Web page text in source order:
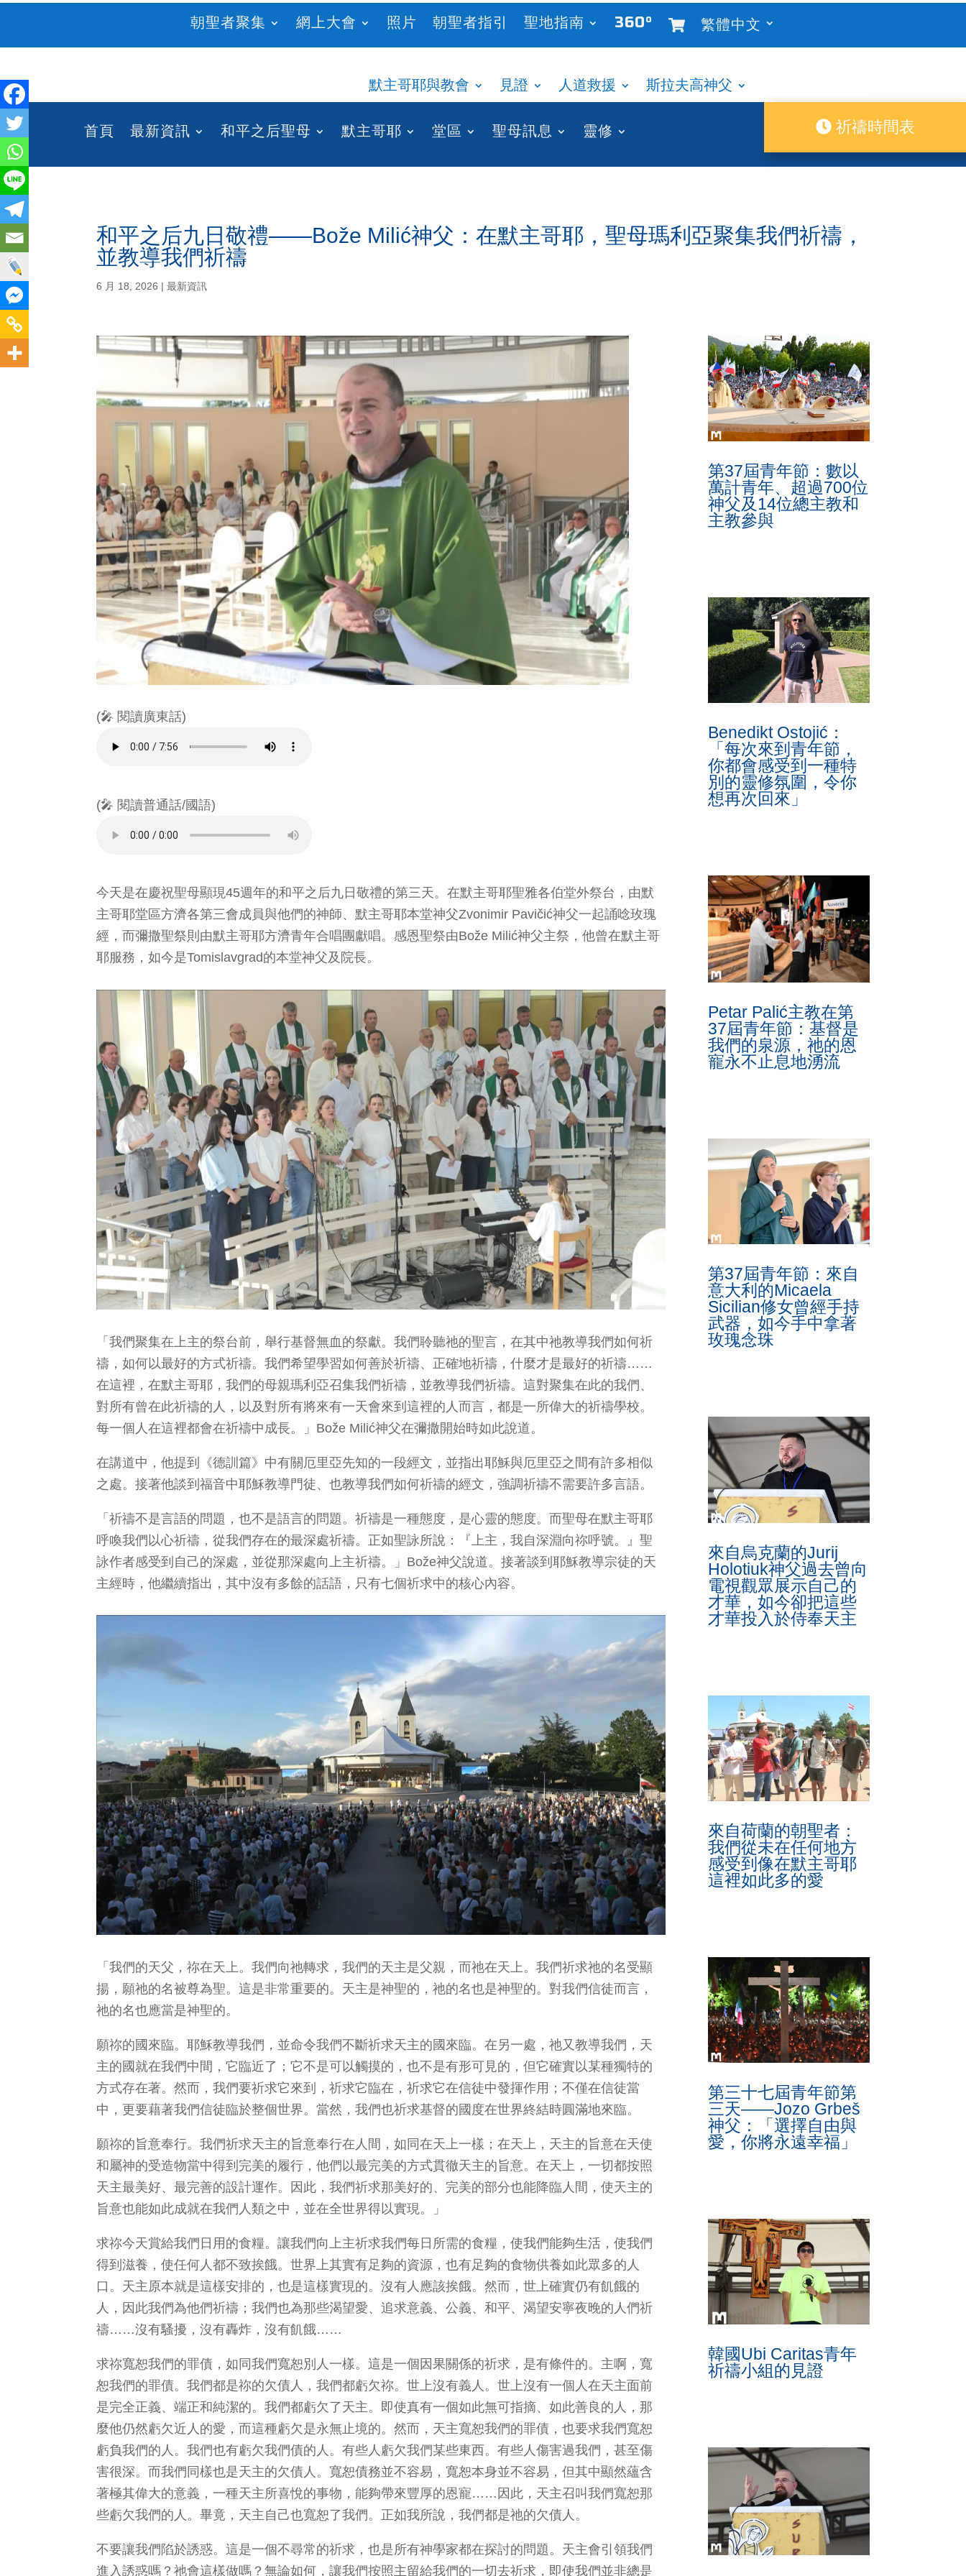
朝聖者聚集 網上大會 照片 朝聖者指引 聖地指南 360° 繁體中文
默主哥耶與教會 見證 人道救援 斯拉夫高神父
首頁 最新資訊 和平之后聖母 默主哥耶 堂區 聖母訊息 靈修 祈禱時間表
和平之后九日敬禮——Bože Milić神父：在默主哥耶，聖母瑪利亞聚集我們祈禱，
並教導我們祈禱
6 月 18, 2026 |最新資訊
(🎤 閱讀廣東話)
(🎤 閱讀普通話/國語)
今天是在慶祝聖母顯現45週年的和平之后九日敬禮的第三天。在默主哥耶聖雅各伯堂外祭台，由默
主哥耶堂區方濟各第三會成員與他們的神師、默主哥耶本堂神父Zvonimir Pavičić神父一起誦唸玫瑰
經，而彌撒聖祭則由默主哥耶方濟青年合唱團獻唱。感恩聖祭由Bože Milić神父主祭，他曾在默主哥
耶服務，如今是Tomislavgrad的本堂神父及院長。
「我們聚集在上主的祭台前，舉行基督無血的祭獻。我們聆聽祂的聖言，在其中祂教導我們如何祈
禱，如何以最好的方式祈禱。我們希望學習如何善於祈禱、正確地祈禱，什麼才是最好的祈禱……
在這裡，在默主哥耶，我們的母親瑪利亞召集我們祈禱，並教導我們祈禱。這對聚集在此的我們、
對所有曾在此祈禱的人，以及對所有將來有一天會來到這裡的人而言，都是一所偉大的祈禱學校。
每一個人在這裡都會在祈禱中成長。」Bože Milić神父在彌撒開始時如此說道。
在講道中，他提到《德訓篇》中有關厄里亞先知的一段經文，並指出耶穌與厄里亞之間有許多相似
之處。接著他談到福音中耶穌教導門徒、也教導我們如何祈禱的經文，強調祈禱不需要許多言語。
「祈禱不是言語的問題，也不是語言的問題。祈禱是一種態度，是心靈的態度。而聖母在默主哥耶
呼喚我們以心祈禱，從我們存在的最深處祈禱。正如聖詠所說：『上主，我自深淵向祢呼號。』聖
詠作者感受到自己的深處，並從那深處向上主祈禱。」Bože神父說道。接著談到耶穌教導宗徒的天
主經時，他繼續指出，其中沒有多餘的話語，只有七個祈求中的核心內容。
「我們的天父，祢在天上。我們向祂轉求，我們的天主是父親，而祂在天上。我們祈求祂的名受顯
揚，願祂的名被尊為聖。這是非常重要的。天主是神聖的，祂的名也是神聖的。對我們信徒而言，
祂的名也應當是神聖的。
願祢的國來臨。耶穌教導我們，並命令我們不斷祈求天主的國來臨。在另一處，祂又教導我們，天
主的國就在我們中間，它臨近了；它不是可以觸摸的，也不是有形可見的，但它確實以某種獨特的
方式存在著。然而，我們要祈求它來到，祈求它臨在，祈求它在信徒中發揮作用；不僅在信徒當
中，更要藉著我們信徒臨於整個世界。當然，我們也祈求基督的國度在世界終結時圓滿地來臨。
願祢的旨意奉行。我們祈求天主的旨意奉行在人間，如同在天上一樣；在天上，天主的旨意在天使
和屬神的受造物當中得到完美的履行，他們以最完美的方式貫徹天主的旨意。在天上，一切都按照
天主最美好、最完善的設計運作。因此，我們祈求那美好的、完美的部分也能降臨人間，使天主的
旨意也能如此成就在我們人類之中，並在全世界得以實現。」
求祢今天賞給我們日用的食糧。讓我們向上主祈求我們每日所需的食糧，使我們能夠生活，使我們
得到滋養，使任何人都不致挨餓。世界上其實有足夠的資源，也有足夠的食物供養如此眾多的人
口。天主原本就是這樣安排的，也是這樣實現的。沒有人應該挨餓。然而，世上確實仍有飢餓的
人，因此我們為他們祈禱；我們也為那些渴望愛、追求意義、公義、和平、渴望安寧夜晚的人們祈
禱……沒有騷擾，沒有轟炸，沒有飢餓……
求祢寬恕我們的罪債，如同我們寬恕別人一樣。這是一個因果關係的祈求，是有條件的。主啊，寬
恕我們的罪債。我們都是祢的欠債人，我們都虧欠祢。世上沒有義人。世上沒有一個人在天主面前
是完全正義、端正和純潔的。我們都虧欠了天主。即使真有一個如此無可指摘、如此善良的人，那
麼他仍然虧欠近人的愛，而這種虧欠是永無止境的。然而，天主寬恕我們的罪債，也要求我們寬恕
虧負我們的人。我們也有虧欠我們債的人。有些人虧欠我們某些東西。有些人傷害過我們，甚至傷
害很深。而我們同樣也是天主的欠債人。寬恕債務並不容易，寬恕本身並不容易，但其中顯然蘊含
著極其偉大的意義，一種天主所喜悅的事物，能夠帶來豐厚的恩寵……因此，天主召叫我們寬恕那
些虧欠我們的人。畢竟，天主自己也寬恕了我們。正如我所說，我們都是祂的欠債人。
不要讓我們陷於誘惑。這是一個不尋常的祈求，也是所有神學家都在探討的問題。天主會引領我們
進入誘惑嗎？祂會這樣做嗎？無論如何，讓我們按照主留給我們的一切去祈求，即使我們並非總是
第37屆青年節：數以
萬計青年、超過700位
神父及14位總主教和
主教參與
Benedikt Ostojić：
「每次來到青年節，
你都會感受到一種特
別的靈修氛圍，令你
想再次回來」
Petar Palić主教在第
37屆青年節：基督是
我們的泉源，祂的恩
寵永不止息地湧流
第37屆青年節：來自
意大利的Micaela
Sicilian修女曾經手持
武器，如今手中拿著
玫瑰念珠
來自烏克蘭的Jurij
Holotiuk神父過去曾向
電視觀眾展示自己的
才華，如今卻把這些
才華投入於侍奉天主
來自荷蘭的朝聖者：
我們從未在任何地方
感受到像在默主哥耶
這裡如此多的愛
第三十七屆青年節第
三天——Jozo Grbeš
神父：「選擇自由與
愛，你將永遠幸福」
韓國Ubi Caritas青年
祈禱小組的見證